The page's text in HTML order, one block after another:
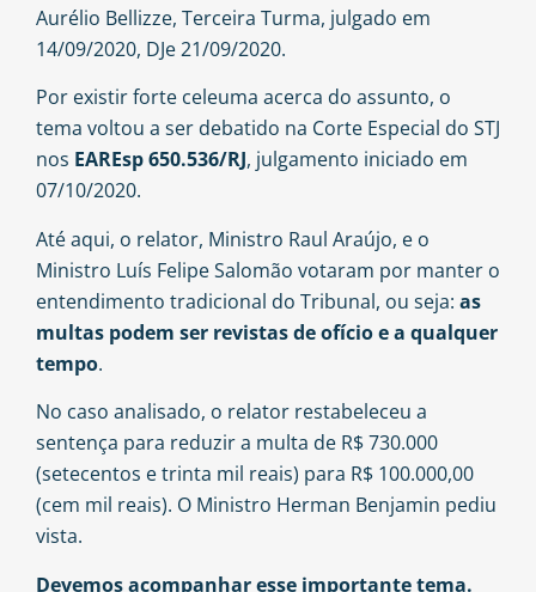
Aurélio Bellizze, Terceira Turma, julgado em
14/09/2020, DJe 21/09/2020.
Por existir forte celeuma acerca do assunto, o
tema voltou a ser debatido na Corte Especial do STJ
nos EAREsp 650.536/RJ, julgamento iniciado em
07/10/2020.
Até aqui, o relator, Ministro Raul Araújo, e o
Ministro Luís Felipe Salomão votaram por manter o
entendimento tradicional do Tribunal, ou seja: as
multas podem ser revistas de ofício e a qualquer
tempo.
No caso analisado, o relator restabeleceu a
sentença para reduzir a multa de R$ 730.000
(setecentos e trinta mil reais) para R$ 100.000,00
(cem mil reais). O Ministro Herman Benjamin pediu
vista.
Devemos acompanhar esse importante tema.